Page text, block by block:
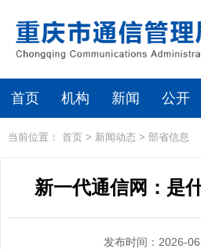
首页 机构 新闻 公开
当前位置： 首页 > 新闻动态 > 部省信息
新一代通信网：是
发布时间：2026-